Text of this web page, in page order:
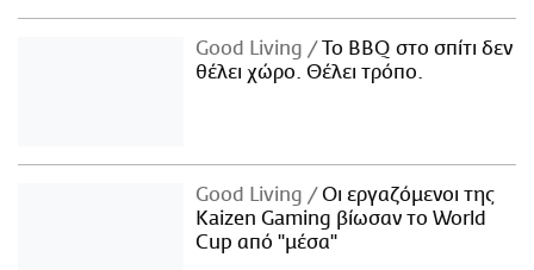
Good Living
Το BBQ στο σπίτι δεν
θέλει χώρο. Θέλει τρόπο.
Good Living
Οι εργαζόμενοι της
Kaizen Gaming βίωσαν το World
Cup από "μέσα"